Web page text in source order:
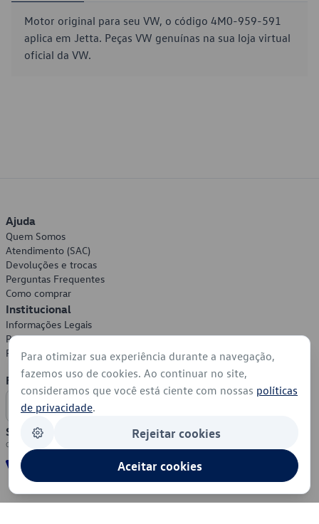
Motor original para seu VW, o código 4M0-959-591
aplica em Jetta. Peças VW genuínas na sua loja virtual
oficial da VW.
Ajuda
Quem Somos
Atendimento (SAC)
Devoluções e trocas
Perguntas Frequentes
Como comprar
Institucional
Informações Legais
Política de Privacidade
Política de Cookies
Formas de Pagamento
Segurança
Para otimizar sua experiência durante a navegação,
fazemos uso de cookies. Ao continuar no site,
consideramos que você está ciente com nossas políticas
de privacidade.
Rejeitar cookies
Aceitar cookies